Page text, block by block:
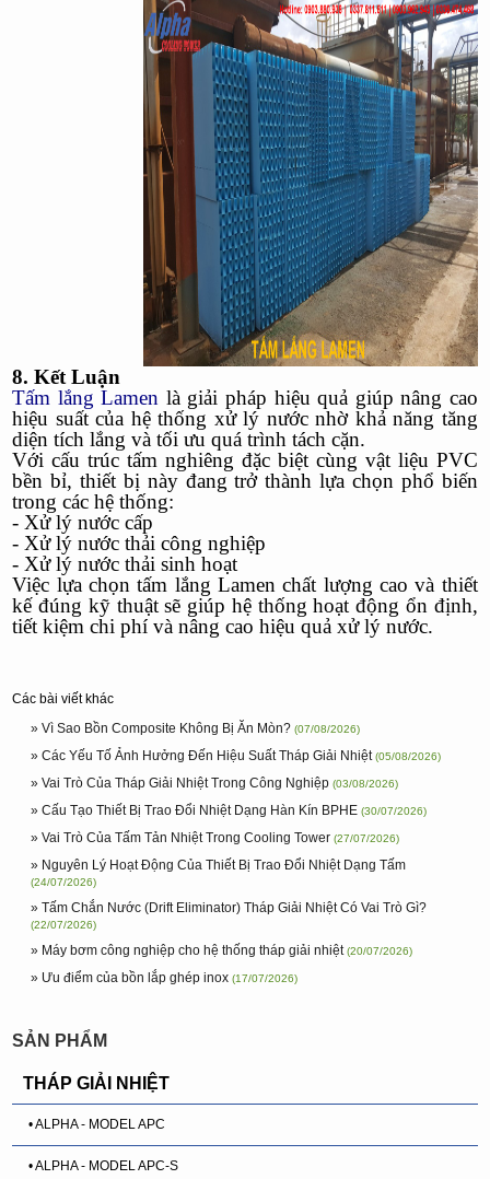
8. Kết Luận
Tấm lắng Lamen là giải pháp hiệu quả giúp nâng cao
hiệu suất của hệ thống xử lý nước nhờ khả năng tăng
diện tích lắng và tối ưu quá trình tách cặn.
Với cấu trúc tấm nghiêng đặc biệt cùng vật liệu PVC
bền bỉ, thiết bị này đang trở thành lựa chọn phổ biến
trong các hệ thống:
- Xử lý nước cấp
- Xử lý nước thải công nghiệp
- Xử lý nước thải sinh hoạt
Việc lựa chọn tấm lắng Lamen chất lượng cao và thiết
kế đúng kỹ thuật sẽ giúp hệ thống hoạt động ổn định,
tiết kiệm chi phí và nâng cao hiệu quả xử lý nước.
Các bài viết khác
» Vì Sao Bồn Composite Không Bị Ăn Mòn?(07/08/2026)
» Các Yếu Tố Ảnh Hưởng Đến Hiệu Suất Tháp Giải Nhiệt(05/08/2026)
» Vai Trò Của Tháp Giải Nhiệt Trong Công Nghiệp(03/08/2026)
» Cấu Tạo Thiết Bị Trao Đổi Nhiệt Dạng Hàn Kín BPHE(30/07/2026)
» Vai Trò Của Tấm Tản Nhiệt Trong Cooling Tower(27/07/2026)
» Nguyên Lý Hoạt Động Của Thiết Bị Trao Đổi Nhiệt Dạng Tấm
(24/07/2026)
» Tấm Chắn Nước (Drift Eliminator) Tháp Giải Nhiệt Có Vai Trò Gì?
(22/07/2026)
» Máy bơm công nghiệp cho hệ thống tháp giải nhiệt(20/07/2026)
» Ưu điểm của bồn lắp ghép inox(17/07/2026)
SẢN PHẨM
THÁP GIẢI NHIỆT
• ALPHA - MODEL APC
• ALPHA - MODEL APC-S